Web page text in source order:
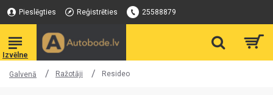
Pieslēgties Reģistrēties 25588879
Galvenā Ražotāji Resideo